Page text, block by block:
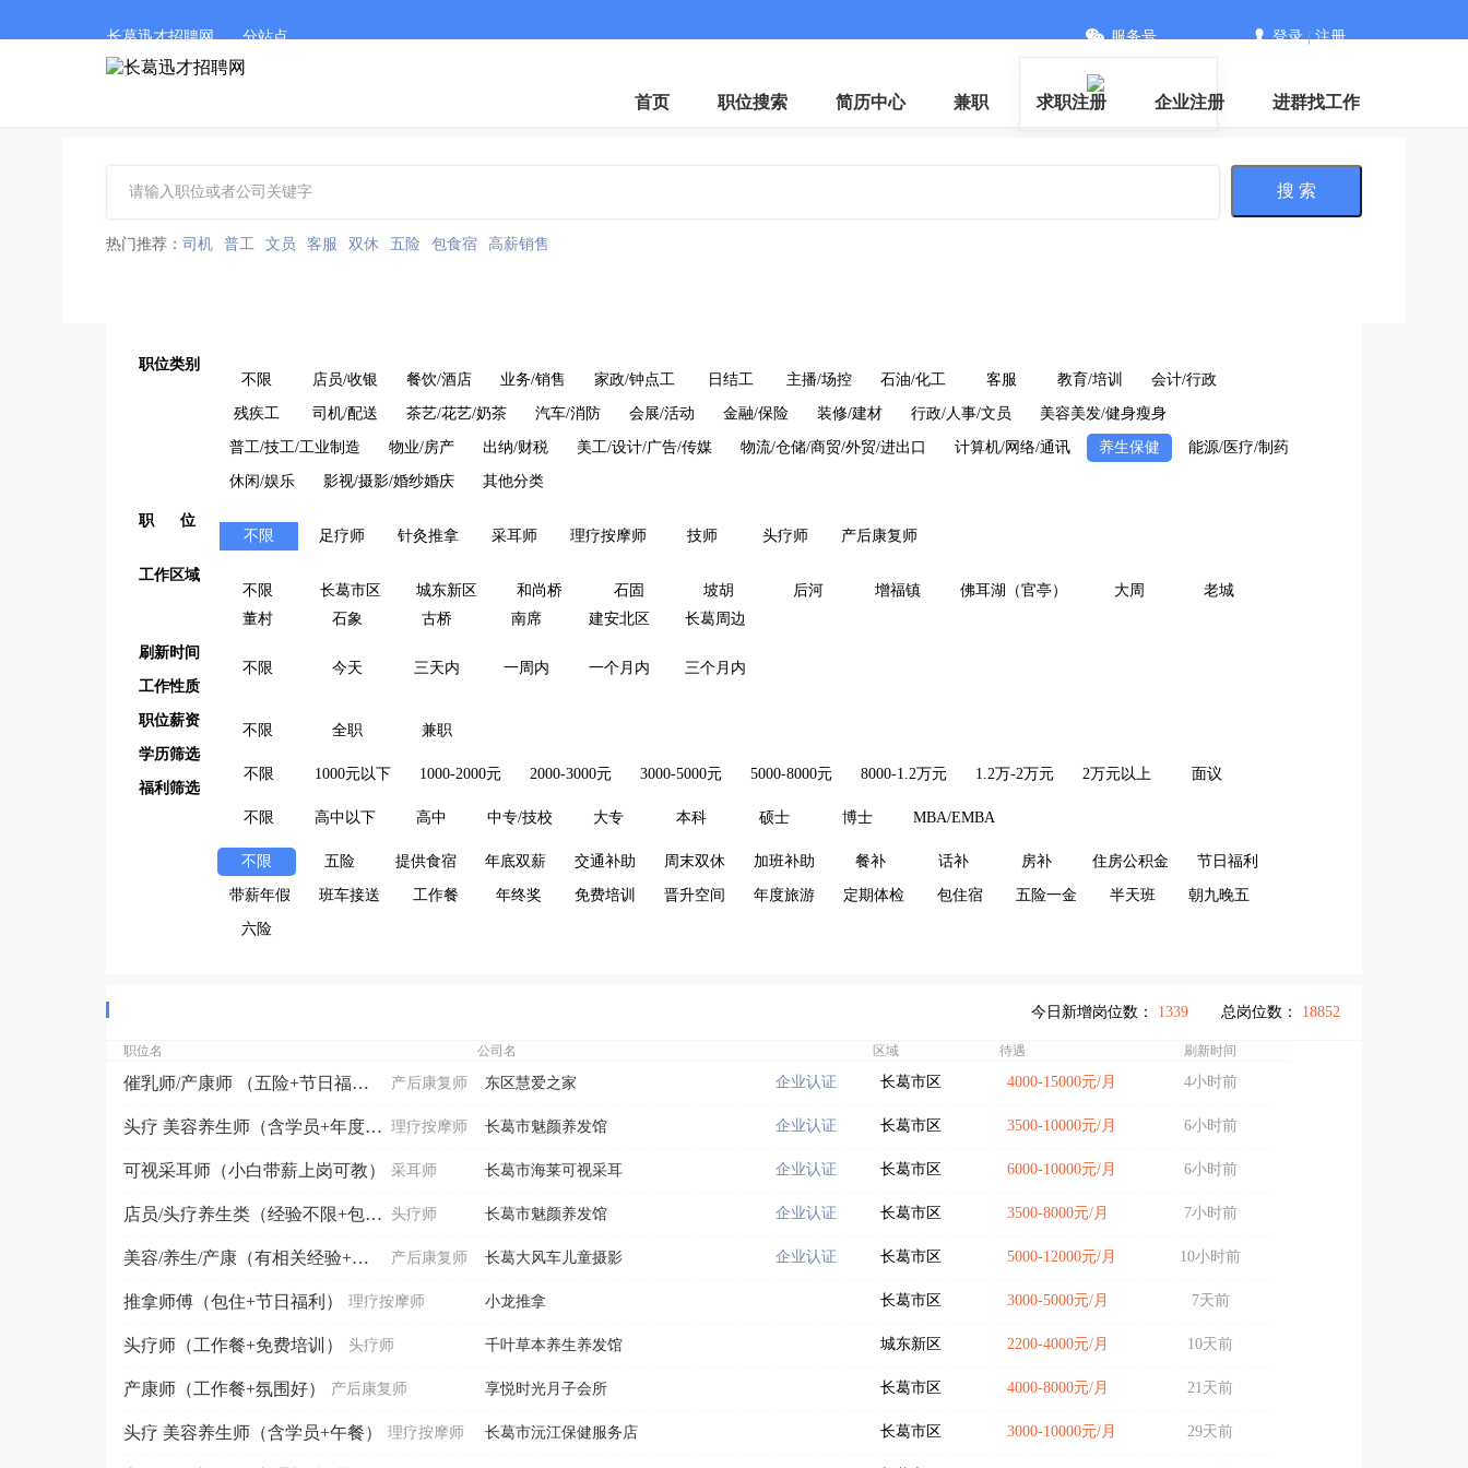
长葛迅才招聘网 分站点 服务号 登录|注册
首页 职位搜索 简历中心 兼职 求职注册 企业注册 进群找工作
搜 索
热门推荐： 司机 普工 文员 客服 双休 五险 包食宿 高薪销售
职位类别
不限
店员/收银 餐饮/酒店 业务/销售 家政/钟点工 日结工 主播/场控 石油/化工 客服 教育/培训 会计/行政
残疾工 司机/配送 茶艺/花艺/奶茶 汽车/消防 会展/活动 金融/保险 装修/建材 行政/人事/文员 美容美发/健身瘦身
普工/技工/工业制造 物业/房产 出纳/财税 美工/设计/广告/传媒 物流/仓储/商贸/外贸/进出口 计算机/网络/通讯 养生保健 能源/医疗/制药
休闲/娱乐 影视/摄影/婚纱婚庆 其他分类
职 位
不限
足疗师 针灸推拿 采耳师 理疗按摩师 技师 头疗师 产后康复师
工作区域
不限
长葛市区 城东新区 和尚桥 石固 坡胡 后河 增福镇 佛耳湖（官亭） 大周
老城
董村
石象 古桥 南席 建安北区 长葛周边
刷新时间
不限
今天 三天内 一周内 一个月内
三个月内
工作性质
不限 全职 兼职
职位薪资
不限 1000元以下 1000-2000元 2000-3000元 3000-5000元 5000-8000元 8000-1.2万元 1.2万-2万元 2万元以上 面议
学历筛选
不限 高中以下 高中 中专/技校 大专 本科 硕士 博士 MBA/EMBA
福利筛选
不限 五险 提供食宿 年底双薪 交通补助 周末双休 加班补助 餐补 话补 房补 住房公积金 节日福利
带薪年假 班车接送 工作餐 年终奖 免费培训 晋升空间 年度旅游 定期体检 包住宿 五险一金 半天班 朝九晚五
六险
总岗位数： 18852
今日新增岗位数： 1339
职位名 公司名 区域 待遇 刷新时间
催乳师/产康师 （五险+节日福利） 产后康复师 东区慧爱之家 企业认证 长葛市区 4000-15000元/月 4小时前
头疗 美容养生师（含学员+年度旅游+午餐） 理疗按摩师 长葛市魅颜养发馆 企业认证 长葛市区 3500-10000元/月 6小时前
可视采耳师（小白带薪上岗可教） 采耳师 长葛市海莱可视采耳 企业认证 长葛市区 6000-10000元/月 6小时前
店员/头疗养生类（经验不限+包午餐） 头疗师 长葛市魅颜养发馆 企业认证 长葛市区 3500-8000元/月 7小时前
美容/养生/产康（有相关经验+晋空） 产后康复师 长葛大风车儿童摄影 企业认证 长葛市区 5000-12000元/月 10小时前
推拿师傅（包住+节日福利） 理疗按摩师 小龙推拿 长葛市区 3000-5000元/月 7天前
头疗师（工作餐+免费培训） 头疗师 千叶草本养生养发馆 城东新区 2200-4000元/月 10天前
产康师（工作餐+氛围好） 产后康复师 享悦时光月子会所 长葛市区 4000-8000元/月 21天前
头疗 美容养生师（含学员+午餐） 理疗按摩师 长葛市沅江保健服务店 长葛市区 3000-10000元/月 29天前